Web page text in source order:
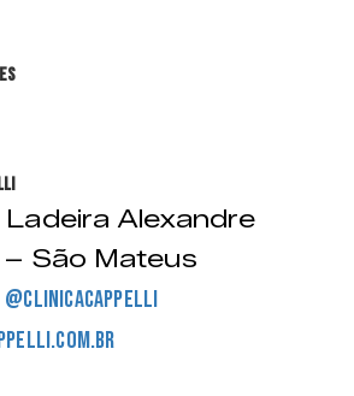
Ladeira Alexandre
São Mateus
@clinicacappelli